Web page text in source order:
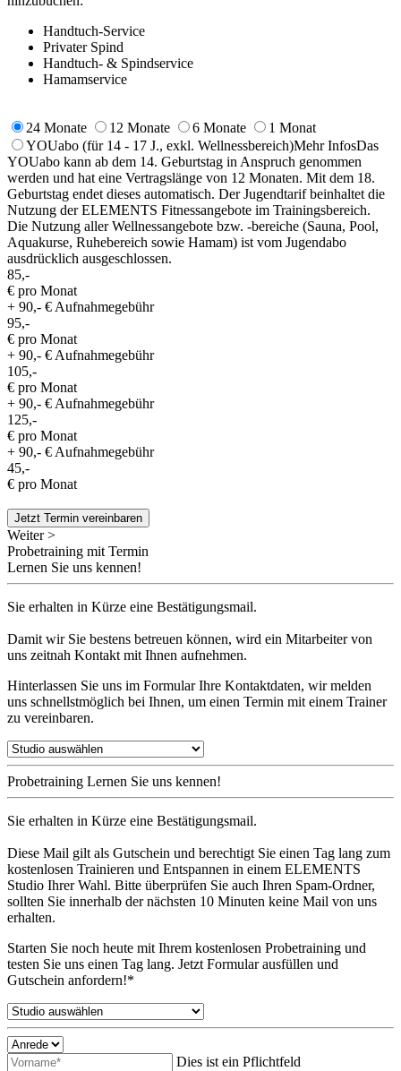
Handtuch-Service
Privater Spind
Handtuch- & Spindservice
Hamamservice
24 Monate 12 Monate 6 Monate
1 Monat
YOUabo (für 14 - 17 J., exkl. Wellnessbereich)Mehr InfosDas
YOUabo kann ab dem 14. Geburtstag in Anspruch genommen
werden und hat eine Vertragslänge von 12 Monaten. Mit dem 18.
Geburtstag endet dieses automatisch. Der Jugendtarif beinhaltet die
Nutzung der ELEMENTS Fitnessangebote im Trainingsbereich.
Die Nutzung aller Wellnessangebote bzw. -bereiche (Sauna, Pool,
Aquakurse, Ruhebereich sowie Hamam) ist vom Jugendabo
ausdrücklich ausgeschlossen.
85,-
€ pro Monat
+ 90,- € Aufnahmegebühr
95,-
€ pro Monat
+ 90,- € Aufnahmegebühr
105,-
€ pro Monat
+ 90,- € Aufnahmegebühr
125,-
€ pro Monat
+ 90,- € Aufnahmegebühr
45,-
€ pro Monat
Jetzt Termin vereinbaren
Weiter >
Probetraining mit Termin
Lernen Sie uns kennen!
Sie erhalten in Kürze eine Bestätigungsmail.
Damit wir Sie bestens betreuen können, wird ein Mitarbeiter von
uns zeitnah Kontakt mit Ihnen aufnehmen.
Hinterlassen Sie uns im Formular Ihre Kontaktdaten, wir melden
uns schnellstmöglich bei Ihnen, um einen Termin mit einem Trainer
zu vereinbaren.
Probetraining Lernen Sie uns kennen!
Sie erhalten in Kürze eine Bestätigungsmail.
Diese Mail gilt als Gutschein und berechtigt Sie einen Tag lang zum
kostenlosen Trainieren und Entspannen in einem ELEMENTS
Studio Ihrer Wahl. Bitte überprüfen Sie auch Ihren Spam-Ordner,
sollten Sie innerhalb der nächsten 10 Minuten keine Mail von uns
erhalten.
Starten Sie noch heute mit Ihrem kostenlosen Probetraining und
testen Sie uns einen Tag lang. Jetzt Formular ausfüllen und
Gutschein anfordern!*
Dies ist ein Pflichtfeld